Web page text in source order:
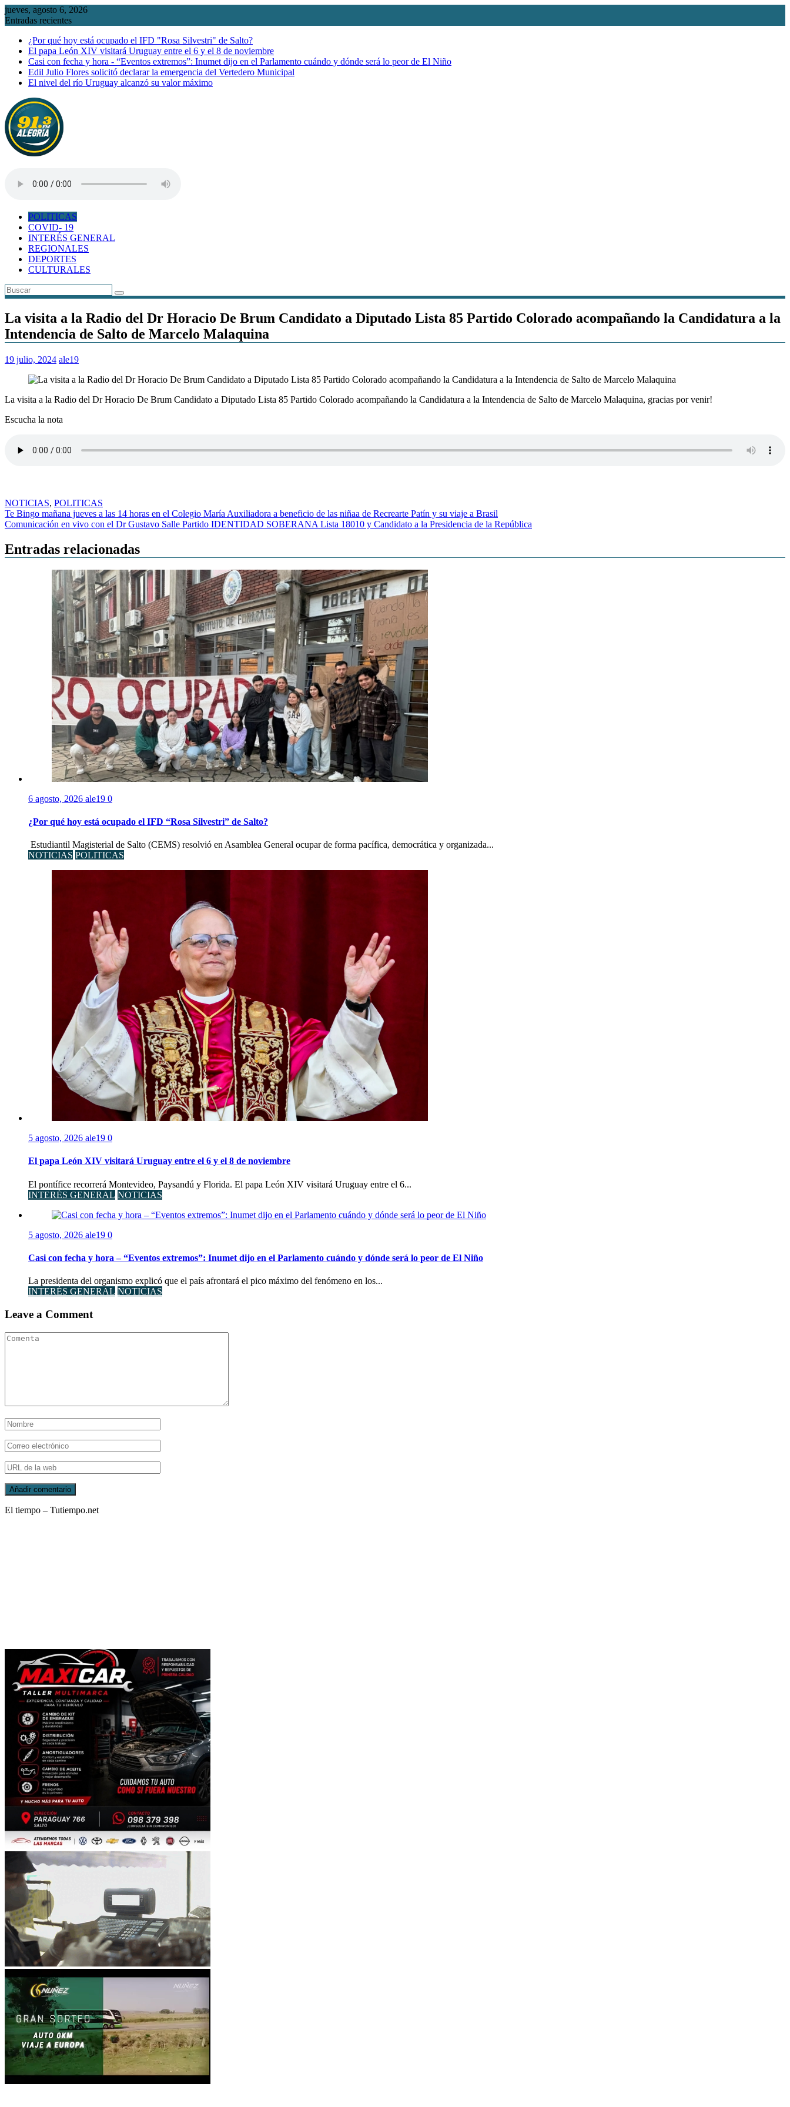
Saltar
al
jueves, agosto 6, 2026
Entradas recientes
¿Por qué hoy está ocupado el IFD "Rosa Silvestri" de Salto?
El papa León XIV visitará Uruguay entre el 6 y el 8 de noviembre
Casi con fecha y hora - “Eventos extremos”: Inumet dijo en el Parlamento cuándo y dónde será lo peor de El Niño
Edil Julio Flores solicitó declarar la emergencia del Vertedero Municipal
El nivel del río Uruguay alcanzó su valor máximo
POLITICAS
COVID- 19
INTERÉS GENERAL
REGIONALES
DEPORTES
CULTURALES
La visita a la Radio del Dr Horacio De Brum Candidato a Diputado Lista 85 Partido Colorado acompañando la Candidatura a la
Intendencia de Salto de Marcelo Malaquina
19 julio, 2024 ale19
La visita a la Radio del Dr Horacio De Brum Candidato a Diputado Lista 85 Partido Colorado acompañando la Candidatura a la Intendencia de Salto de Marcelo Malaquina, gracias por venir!
Escucha la nota
NOTICIAS, POLITICAS
Navegación
de
entradas
Te Bingo mañana jueves a las 14 horas en el Colegio María Auxiliadora a beneficio de las niñaa de Recrearte Patín y su viaje a Brasil
Comunicación en vivo con el Dr Gustavo Salle Partido IDENTIDAD SOBERANA Lista 18010 y Candidato a la Presidencia de la República
Entradas relacionadas
6 agosto, 2026 ale19 0
¿Por qué hoy está ocupado el IFD “Rosa Silvestri” de Salto?
Estudiantil Magisterial de Salto (CEMS) resolvió en Asamblea General ocupar de forma pacífica, democrática y organizada...
NOTICIAS POLITICAS
5 agosto, 2026 ale19 0
El papa León XIV visitará Uruguay entre el 6 y el 8 de noviembre
El pontífice recorrerá Montevideo, Paysandú y Florida. El papa León XIV visitará Uruguay entre el 6...
INTERÉS GENERAL NOTICIAS
5 agosto, 2026 ale19 0
Casi con fecha y hora – “Eventos extremos”: Inumet dijo en el Parlamento cuándo y dónde será lo peor de El Niño
La presidenta del organismo explicó que el país afrontará el pico máximo del fenómeno en los...
INTERÉS GENERAL NOTICIAS
Leave a Comment
El tiempo – Tutiempo.net